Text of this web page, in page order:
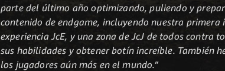
parte del último año optimizando, puliendo y
contenido de endgame, incluyendo nuestra
experiencia JcE, y una zona de JcJ de todos contra
sus habilidades y obtener botín increíble. También
los jugadores aún más en el mundo.”